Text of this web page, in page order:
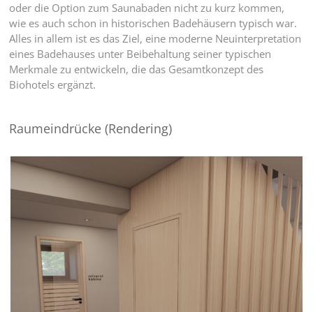
oder die Option zum Saunabaden nicht zu kurz kommen,
wie es auch schon in historischen Badehäusern typisch war.
Alles in allem ist es das Ziel, eine moderne Neuinterpretation
eines Badehauses unter Beibehaltung seiner typischen
Merkmale zu entwickeln, die das Gesamtkonzept des
Biohotels ergänzt.
Raumeindrücke (Rendering)